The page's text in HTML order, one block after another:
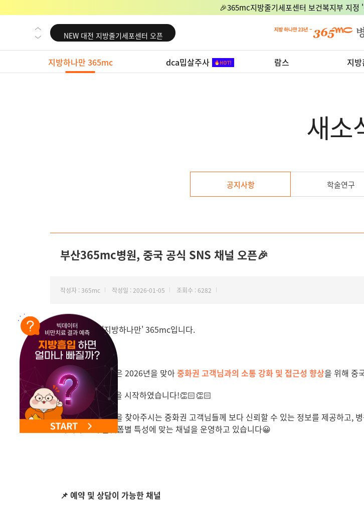
🎉365mc지방줄기세포센터 보건복지부 지정
NEW 교대 지방줄기세포센터 오픈
NEW 대전 지방줄기세포센터 오픈
NEW 노원 지방줄기세포센터 오픈
NEW 미국 LA점 오픈
지방하나만 365mc dca밉살주사 람스 지
새소
공지사항 학술연구
부산365mc병원, 중국 공식 SNS 채널 오픈🎉
작성자 : 365mc 작성일 : 2026-01-05 조회수 : 6282
안녕하세요, '지방하나만' 365mc입니다.
부산365mc병원은 2026년을 맞아중화권 고객님과의 소통 강화 및 접근성 향상을 위해 중
본격적으로 운영을 시작하였습니다!👏🏻👏🏻
부산365mc병원을 찾아주시는 중화권 고객님들께 보다 신뢰할 수 있는 정보를 제공하고,
아래와 같이 플랫폼별 특성에 맞는 채널을 운영하고 있습니다😀
📌 예약 및 상담이 가능한 채널